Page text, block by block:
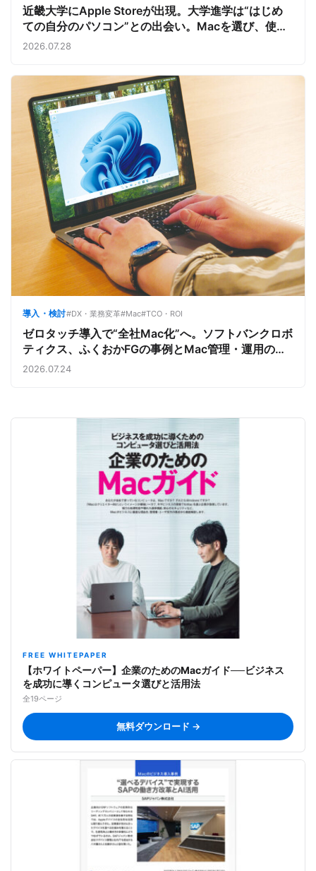
近畿大学にApple Storeが出現。大学進学は“はじめ
ての自分のパソコン”との出会い。Macを選び、使う
魅力と楽しさを、夏のオープンキャンパスでアピール
2026.07.28
導入・検討#DX・業務変革#Mac#TCO・ROI
ゼロタッチ導入で“全社Mac化”へ。ソフトバンクロボ
ティクス、ふくおかFGの事例とMac管理・運用の強
み【今週のAppleビジネストレンド】
2026.07.24
FREE WHITEPAPER
【ホワイトペーパー】企業のためのMacガイド──ビジネス
を成功に導くコンピュータ選びと活用法
全19ページ
無料ダウンロード →